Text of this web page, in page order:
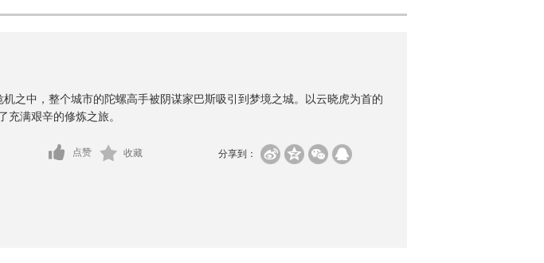
之中，整个城市的陀螺高手被阴谋家巴斯吸引到梦境之城。以云晓虎为首的
充满艰辛的修炼之旅。
分享到：
点赞 收藏